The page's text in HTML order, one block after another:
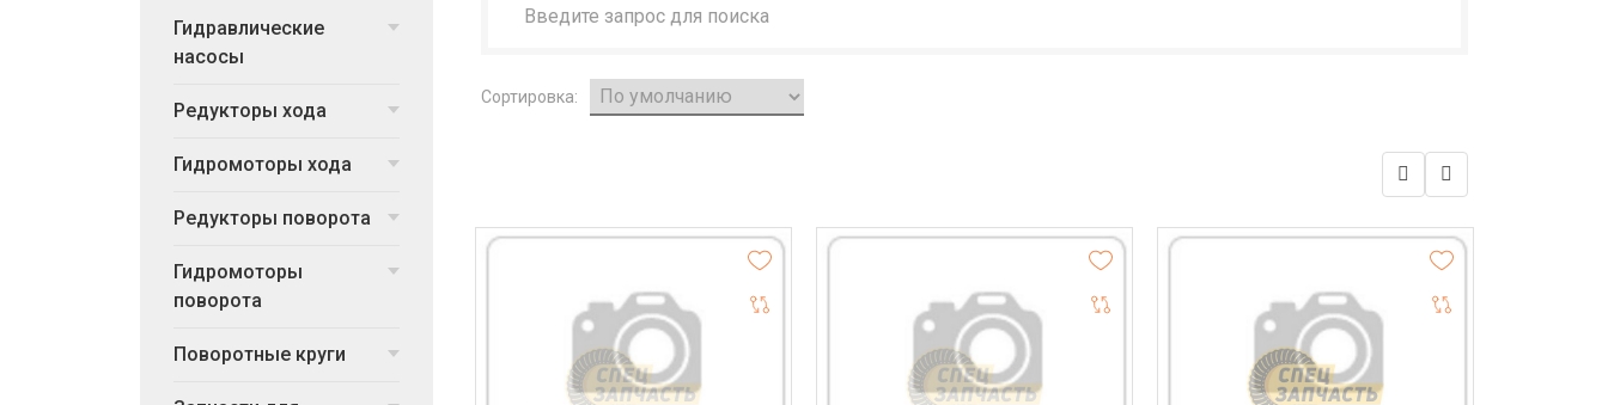
Гидравлические
насосы
Редукторы хода
Гидромоторы хода
Редукторы поворота
Гидромоторы
поворота
Поворотные круги
Сортировка: